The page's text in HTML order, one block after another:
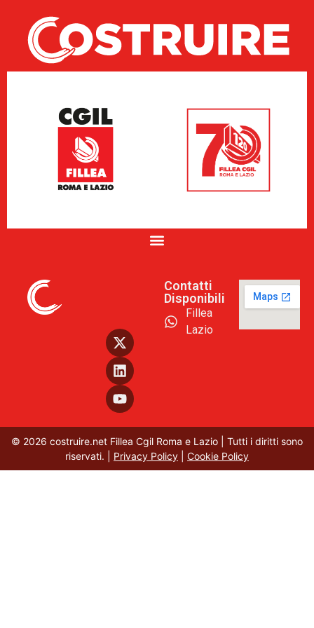
Contatti
Disponibili
Fillea
Lazio
© 2026 costruire.net Fillea Cgil Roma e Lazio | Tutti i diritti sono
riservati. | Privacy Policy Cookie Policy